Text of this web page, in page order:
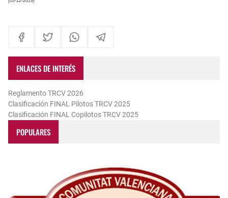
ENLACES DE INTERÉS
Reglamento TRCV 2026
Clasificación FINAL Pilotos TRCV 2025
Clasificación FINAL Copilotos TRCV 2025
POPULARES